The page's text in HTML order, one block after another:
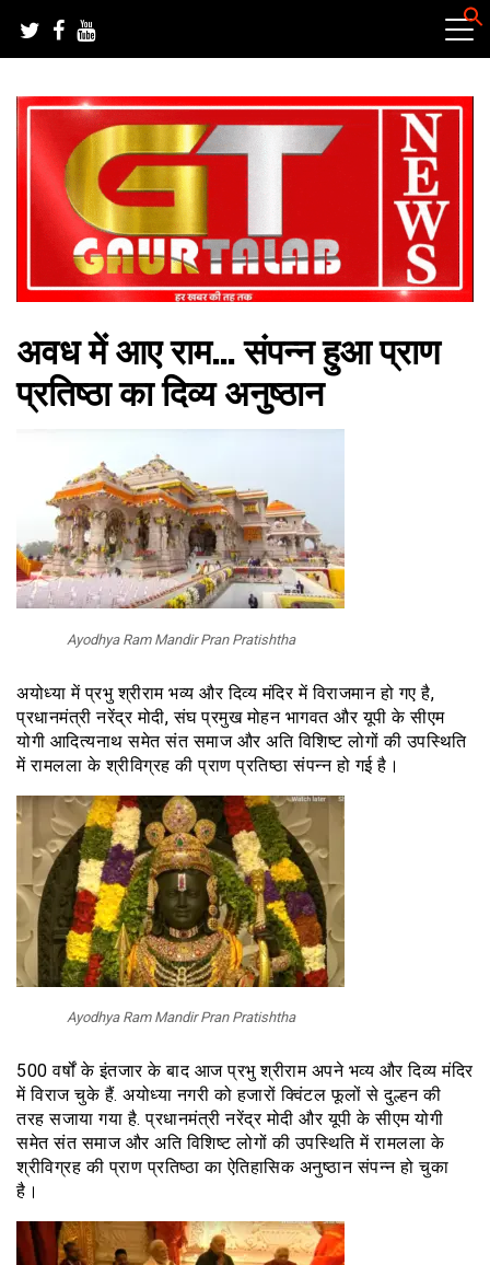
content
गौरतलब न्यूज
अवध में आए राम… संपन्न हुआ प्राण
प्रतिष्ठा का दिव्य अनुष्ठान
Ayodhya Ram Mandir Pran Pratishtha
अयोध्या में प्रभु श्रीराम भव्य और दिव्य मंदिर में विराजमान हो गए है,
प्रधानमंत्री नरेंद्र मोदी, संघ प्रमुख मोहन भागवत और यूपी के सीएम
योगी आदित्यनाथ समेत संत समाज और अति विशिष्ट लोगों की उपस्थिति
में रामलला के श्रीविग्रह की प्राण प्रतिष्ठा संपन्न हो गई है।
Ayodhya Ram Mandir Pran Pratishtha
500 वर्षों के इंतजार के बाद आज प्रभु श्रीराम अपने भव्य और दिव्य मंदिर
में विराज चुके हैं. अयोध्या नगरी को हजारों क्विंटल फूलों से दुल्हन की
तरह सजाया गया है. प्रधानमंत्री नरेंद्र मोदी और यूपी के सीएम योगी
समेत संत समाज और अति विशिष्ट लोगों की उपस्थिति में रामलला के
श्रीविग्रह की प्राण प्रतिष्ठा का ऐतिहासिक अनुष्ठान संपन्न हो चुका
है।